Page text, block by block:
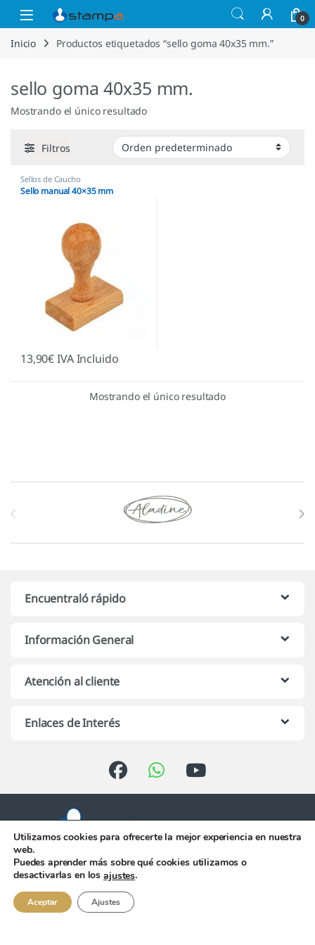
Saltar a la navegación
Saltar al contenido
Open 0
Inicio Productos etiquetados “sello goma 40x35 mm.”
sello goma 40x35 mm.
Mostrando el único resultado
Filtros
Sellos de Caucho
Sello manual 40×35 mm
13,90€IVA Incluido
Mostrando el único resultado
Marcas De Carrusel
Encuentraló rápido
Información General
Atención al cliente
Enlaces de Interés
Atención telefónica de 10:00 h.
956 344 058
Utilizamos cookies para ofrecerte la mejor experiencia en nuestra
web.
Puedes aprender más sobre qué cookies utilizamos o
desactivarlas en losajustes.
Aceptar Ajustes